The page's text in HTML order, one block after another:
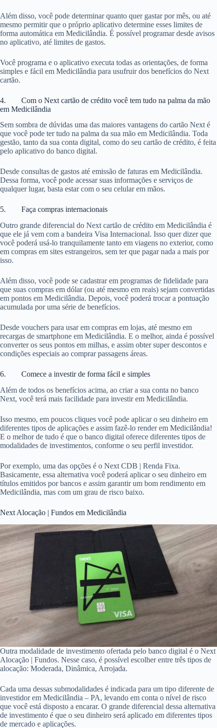
Além disso, você pode determinar quanto quer gastar por mês, ou até
mesmo permitir que o próprio aplicativo determine esses limites de
forma automática em Medicilândia. É possível programar desde avisos
no aplicativo, até limites de gastos.
Você programa e o aplicativo executa todas as orientações, de forma
simples e fácil em Medicilândia para usufruir dos benefícios do Next
cartão.
4. Com o Next cartão de crédito você tem tudo na palma da mão
em Medicilândia
Sem sombra de dúvidas uma das maiores vantagens do cartão Next é
que você pode ter tudo na palma da sua mão em Medicilândia. Toda
gestão, tanto da sua conta digital, como do seu cartão de crédito, é feita
pelo aplicativo do banco digital.
Desde consultas de gastos até emissão de faturas em Medicilândia.
Dessa forma, você pode acessar suas informações e serviços de
qualquer lugar, basta estar com o seu celular em mãos.
5. Faça compras internacionais
Outro grande diferencial do Next cartão de crédito em Medicilândia é
que ele já vem com a bandeira Visa Internacional. Isso quer dizer que
você poderá usá-lo tranquilamente tanto em viagens no exterior, como
em compras em sites estrangeiros, sem ter que pagar nada a mais por
isso.
Além disso, você pode se cadastrar em programas de fidelidade para
que suas compras em dólar (ou até mesmo em reais) sejam convertidas
em pontos em Medicilândia. Depois, você poderá trocar a pontuação
acumulada por uma série de benefícios.
Desde vouchers para usar em compras em lojas, até mesmo em
recargas de smartphone em Medicilândia. E o melhor, ainda é possível
converter os seus pontos em milhas, e assim obter super descontos e
condições especiais ao comprar passagens áreas.
6. Comece a investir de forma fácil e simples
Além de todos os benefícios acima, ao criar a sua conta no banco
Next, você terá mais facilidade para investir em Medicilândia.
Isso mesmo, em poucos cliques você pode aplicar o seu dinheiro em
diferentes tipos de aplicações e assim fazê-lo render em Medicilândia!
E o melhor de tudo é que o banco digital oferece diferentes tipos de
modalidades de investimentos, conforme o seu perfil investidor.
Por exemplo, uma das opções é o Next CDB | Renda Fixa.
Basicamente, essa alternativa você poderá aplicar o seu dinheiro em
títulos emitidos por bancos e assim garantir um bom rendimento em
Medicilândia, mas com um grau de risco baixo.
Next Alocação | Fundos em Medicilândia
Outra modalidade de investimento ofertada pelo banco digital é o Next
Alocação | Fundos. Nesse caso, é possível escolher entre três tipos de
alocação: Moderada, Dinâmica, Arrojada.
Cada uma dessas submodalidades é indicada para um tipo diferente de
investidor em Medicilândia – PA, levando em conta o nível de risco
que você está disposto a encarar. O grande diferencial dessa alternativa
de investimento é que o seu dinheiro será aplicado em diferentes tipos
de mercado e aplicações.